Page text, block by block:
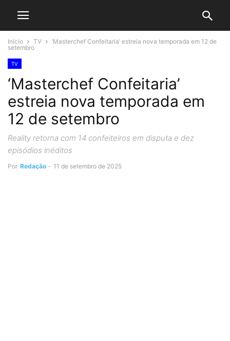
Início TV
‘Masterchef Confeitaria’ estreia nova temporada em 12 de
setembro
TV
‘Masterchef Confeitaria’
estreia nova temporada em
12 de setembro
Reality retorna com 14 confeiteiros em disputa e dez
episódios inéditos
Por Redação - 11 de setembro de 2025